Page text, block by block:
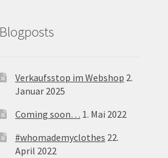
Blogposts
Verkaufsstop im Webshop 2.
Januar 2025
Coming soon… 1. Mai 2022
#whomademyclothes 22.
April 2022